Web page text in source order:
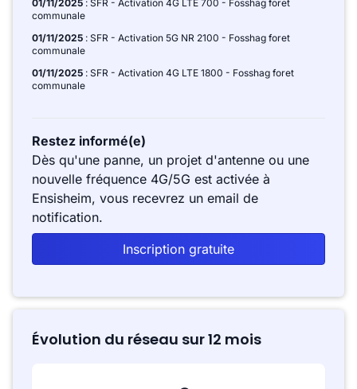
01/11/2025 : SFR - Activation 4G LTE 700 - Fosshag foret
communale
01/11/2025 : SFR - Activation 5G NR 2100 - Fosshag foret
communale
01/11/2025 : SFR - Activation 4G LTE 1800 - Fosshag foret
communale
Restez informé(e)
Dès qu'une panne, un projet d'antenne ou une
nouvelle fréquence 4G/5G est activée à
Ensisheim, vous recevrez un email de
notification.
Inscription gratuite
Évolution du réseau sur 12 mois